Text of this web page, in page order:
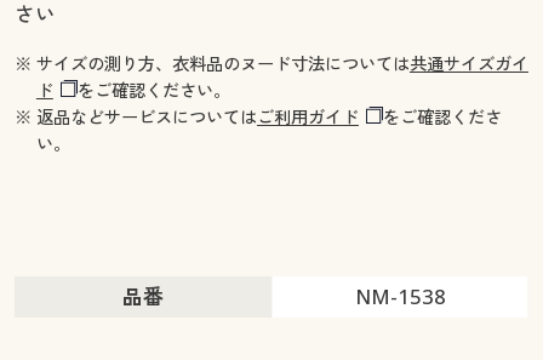
さい
※ サイズの測り方、衣料品のヌード寸法については共通サイズガイ
ド
をご確認ください。
※ 返品などサービスについてはご利用ガイド
をご確認くださ
い。
品番 NM-1538